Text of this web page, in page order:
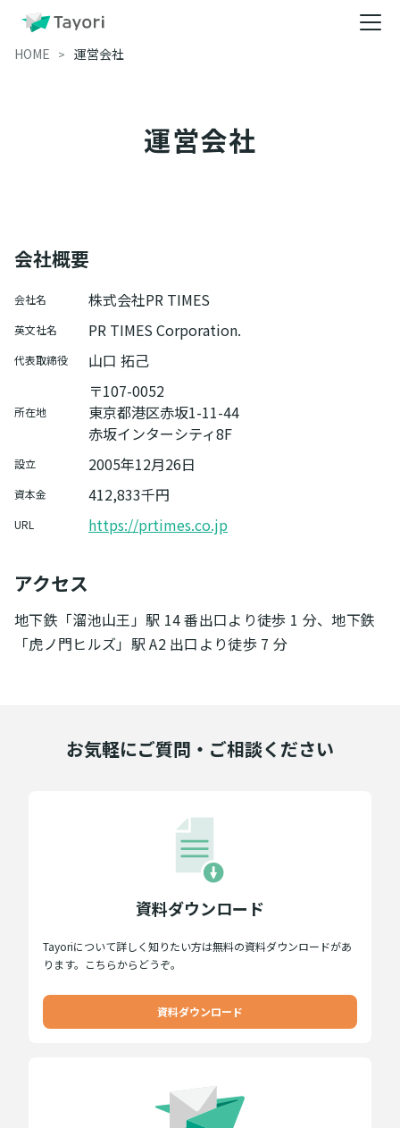
HOME 運営会社
運営会社
会社概要
会社名 株式会社PR TIMES
英文社名 PR TIMES Corporation.
代表取締役 山口 拓己
所在地
〒107-0052
東京都港区赤坂1-11-44
赤坂インターシティ8F
設立 2005年12月26日
資本金 412,833千円
URL https://prtimes.co.jp
アクセス
地下鉄「溜池山王」駅 14 番出口より徒歩 1 分、地下鉄
「虎ノ門ヒルズ」駅 A2 出口より徒歩 7 分
お気軽にご質問・ご相談ください
資料ダウンロード
Tayoriについて詳しく知りたい方は無料の資料ダウンロードがあ
ります。こちらからどうぞ。
資料ダウンロード